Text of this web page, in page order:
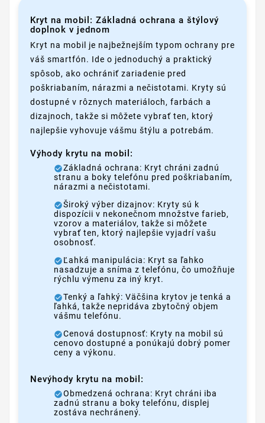
Kryt na mobil: Základná ochrana a štýlový
doplnok v jednom
Kryt na mobil je najbežnejším typom ochrany pre
váš smartfón. Ide o jednoduchý a praktický
spôsob, ako ochrániť zariadenie pred
poškriabaním, nárazmi a nečistotami. Kryty sú
dostupné v rôznych materiáloch, farbách a
dizajnoch, takže si môžete vybrať ten, ktorý
najlepšie vyhovuje vášmu štýlu a potrebám.
Výhody krytu na mobil:
Základná ochrana: Kryt chráni zadnú
stranu a boky telefónu pred poškriabaním,
nárazmi a nečistotami.
Široký výber dizajnov: Kryty sú k
dispozícii v nekonečnom množstve farieb,
vzorov a materiálov, takže si môžete
vybrať ten, ktorý najlepšie vyjadrí vašu
osobnosť.
Ľahká manipulácia: Kryt sa ľahko
nasadzuje a sníma z telefónu, čo umožňuje
rýchlu výmenu za iný kryt.
Tenký a ľahký: Väčšina krytov je tenká a
ľahká, takže nepridáva zbytočný objem
vášmu telefónu.
Cenová dostupnosť: Kryty na mobil sú
cenovo dostupné a ponúkajú dobrý pomer
ceny a výkonu.
Nevýhody krytu na mobil:
Obmedzená ochrana: Kryt chráni iba
zadnú stranu a boky telefónu, displej
zostáva nechránený.